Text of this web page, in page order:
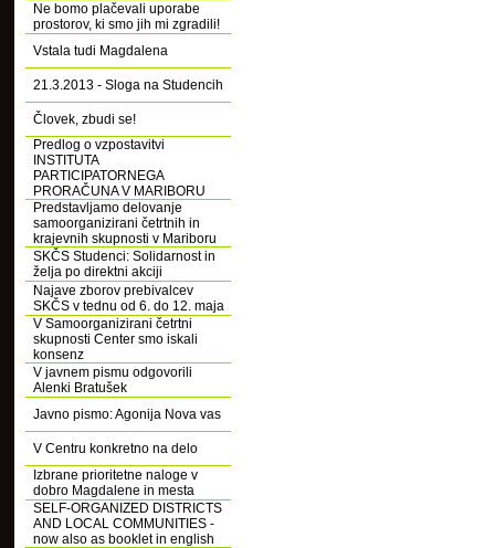
Ne bomo plačevali uporabe
prostorov, ki smo jih mi zgradili!
Vstala tudi Magdalena
21.3.2013 - Sloga na Studencih
Človek, zbudi se!
Predlog o vzpostavitvi
INSTITUTA
PARTICIPATORNEGA
PRORAČUNA V MARIBORU
Predstavljamo delovanje
samoorganizirani četrtnih in
krajevnih skupnosti v Mariboru
SKČS Studenci: Solidarnost in
želja po direktni akciji
Najave zborov prebivalcev
SKČS v tednu od 6. do 12. maja
V Samoorganizirani četrtni
skupnosti Center smo iskali
konsenz
V javnem pismu odgovorili
Alenki Bratušek
Javno pismo: Agonija Nova vas
V Centru konkretno na delo
Izbrane prioritetne naloge v
dobro Magdalene in mesta
SELF-ORGANIZED DISTRICTS
AND LOCAL COMMUNITIES -
now also as booklet in english